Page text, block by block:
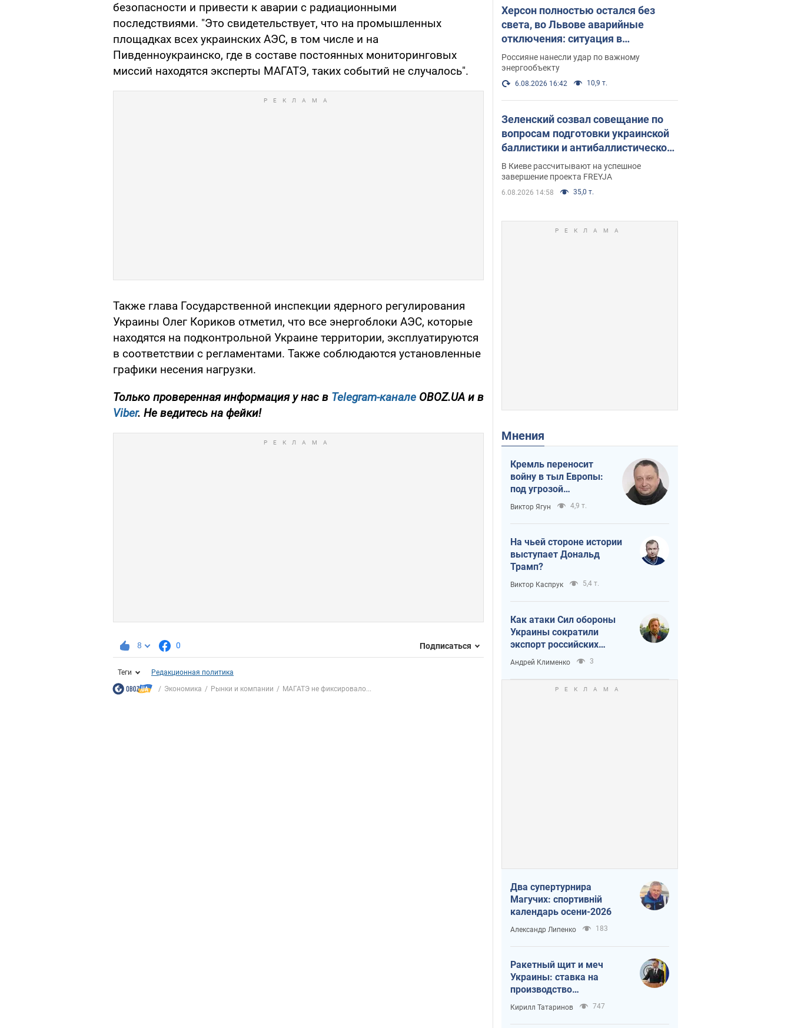
безопасности и привести к аварии с радиационными
последствиями. "Это свидетельствует, что на промышленных
площадках всех украинских АЭС, в том числе и на
Пивденноукраинско, где в составе постоянных мониторинговых
миссий находятся эксперты МАГАТЭ, таких событий не случалось".
Также глава Государственной инспекции ядерного регулирования
Украины Олег Кориков отметил, что все энергоблоки АЭС, которые
находятся на подконтрольной Украине территории, эксплуатируются
в соответствии с регламентами. Также соблюдаются установленные
графики несения нагрузки.
Только проверенная информация у нас в Telegram-канале OBOZ.UA и в
Viber. Не ведитесь на фейки!
8 0 Подписаться
Теги
Редакционная политика
Экономика
Рынки и компании МАГАТЭ не фиксировало...
Херсон полностью остался без
света, во Львове аварийные
отключения: ситуация в
энергосистеме 6 августа
Россияне нанесли удар по важному
энергообъекту
6.08.2026 16:42 10,9 т.
Зеленский созвал совещание по
вопросам подготовки украинской
баллистики и антибаллистической
программы FREYJA: какие
решения готовятся
В Киеве рассчитывают на успешное
завершение проекта FREYJA
6.08.2026 14:58 35,0 т.
Мнения
Кремль переносит
войну в тыл Европы:
под угрозой
критическая
логистика
Виктор Ягун 4,9 т.
На чьей стороне истории
выступает Дональд
Трамп?
Виктор Каспрук 5,4 т.
Как атаки Сил обороны
Украины сократили
экспорт российских
нефтепродуктов
Андрей Клименко 3
Два супертурнира
Магучих: спортивній
календарь осени-2026
Александр Липенко 183
Ракетный щит и меч
Украины: ставка на
производство
собственных ракет
Кирилл Татаринов 747